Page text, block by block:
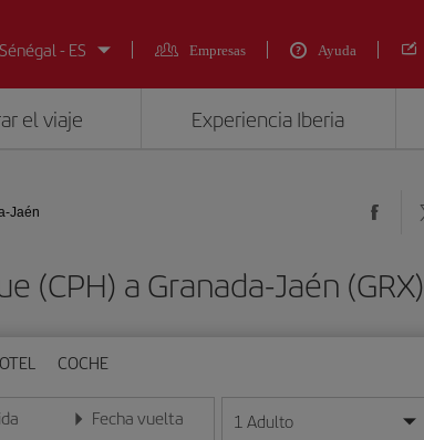
Sénégal - ES
Empresas Ayuda
el viaje Experiencia Iberia
Jaén
(CPH) a Granada-Jaén (GRX)
COCHE
fecha en formato día/mes/año
Fecha vuelta
Introduce la fecha en formato día/mes/año
1 Adulto